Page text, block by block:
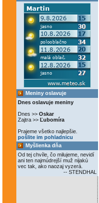
Meniny oslavuje
Dnes oslavuje meniny
Dnes >> Oskar
Zajtra >> Ľubomíra
Prajeme všetko najlepšie.
pošlite im pohladnicu
Myšlienka dňa
Od tej chvíle, čo milujeme, nevidí
ani ten najmúdrejší muž nijakú
vec tak, ako naozaj vyzerá.
-- STENDHAL